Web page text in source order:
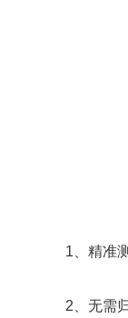
1、精准
2、无需